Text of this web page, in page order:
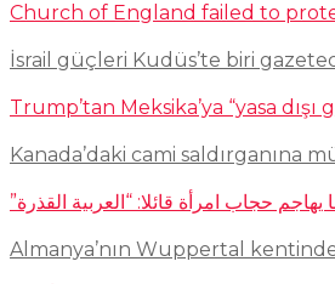
Church of England failed to
İsrail güçleri Kudüs’te biri
Trump’tan Meksika’ya “yasa dışı
Kanada’daki cami saldırganına
حجاب امرأة قائلا: “العربية القذرة”
Almanya’nın Wuppertal